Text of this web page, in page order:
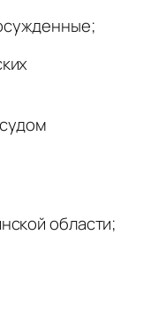
области;